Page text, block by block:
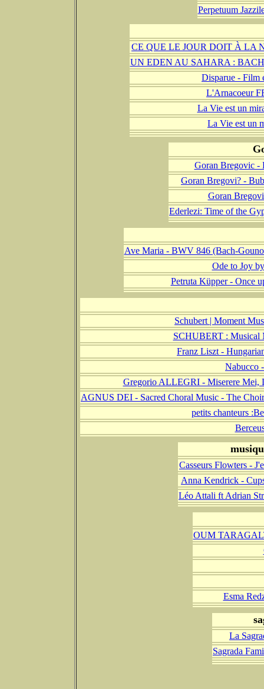
Perpetuum
CE QUE LE JOUR DOIT À LA
UN EDEN AU SAHARA :
Disparue - Film
L'Arnacoeur
La Vie est un
La Vie est un
Goran Bregovic -
Goran Bregovi? -
Goran
Ederlezi: Time of the
Ave Maria - BWV 846 (Bach-
Ode to Joy
Petruta Küpper - Once
Schubert | Moment
SCHUBERT : Musical
Franz Liszt -
Nabucco
Gregorio ALLEGRI - Miserere Mei,
AGNUS DEI - Sacred Choral Music - The
petits chanteurs
Casseurs Flowters -
Anna Kendrick -
Léo Attali ft Adrian
OUM
Esma
La
Sagrada